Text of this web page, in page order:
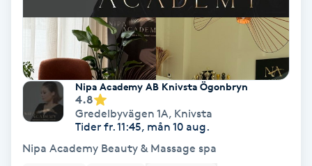
Kroppsinpackning
Kroppspeeling
Käkledsbehandling
Kärlbehandling
Nipa Academy AB Knivsta Ögonbryn
4.8
Gredelbyvägen 1A, Knivsta
Tider fr. 11:45, mån 10 aug.
Nipa Academy Beauty & Massage spa